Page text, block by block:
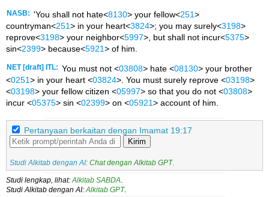
NASB: 'You shall not hate<8130> your fellow<251>
countryman<251> in your heart<3824>; you may surely<3198>
reprove<3198> your neighbor<5997>, but shall not incur<5375>
sin<2399> because<5921> of him.
NET [draft] ITL: You must not <03808> hate <08130> your brother
<0251> in your heart <03824>. You must surely reprove <03198>
<03198> your fellow citizen <05997> so that you do not <03808>
incur <05375> sin <02399> on <05921> account of him.
Pertanyaan berkaitan dengan Imamat 19:17
Kirim
Studi Alkitab dengan AI: Chat dengan Alkitab GPT.
Studi lengkap, lihat: Alkitab SABDA
Studi Alkitab dengan AI: Alkitab GPT.